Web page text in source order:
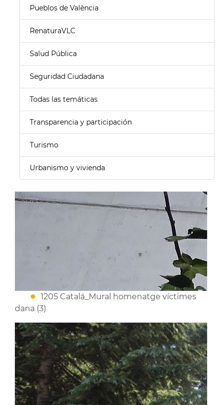
Pueblos de València
RenaturaVLC
Salud Pública
Seguridad Ciudadana
Todas las temáticas
Transparencia y participación
Turismo
Urbanismo y vivienda
1205 Catalá_Mural homenatge víctimes
dana (3)